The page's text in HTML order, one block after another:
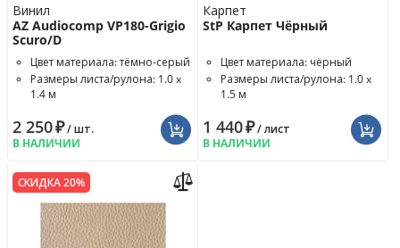
Винил
AZ Audiocomp VP180-Grigio
Scuro/D
Цвет материала: тёмно-серый
Размеры листа/рулона: 1.0 x
1.4 м
2 250₽/ шт.
В НАЛИЧИИ
Карпет
StP Карпет Чёрный
Цвет материала: чёрный
Размеры листа/рулона: 1.0 x
1.5 м
1 440₽/ лист
В НАЛИЧИИ
СКИДКА 20%